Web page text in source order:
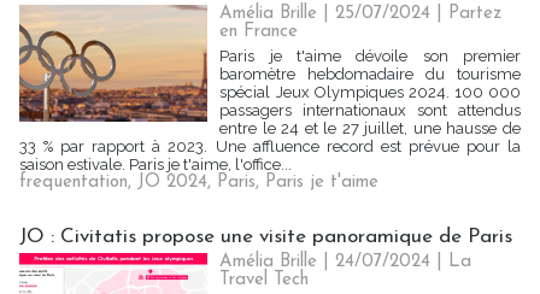
Amélia Brille | 25/07/2024
Partez
en France
Paris je t'aime dévoile son premier
baromètre hebdomadaire du tourisme
spécial Jeux Olympiques 2024. 100 000
passagers internationaux sont attendus
entre le 24 et le 27 juillet, une hausse de
33 % par rapport à 2023. Une affluence record est prévue pour la
saison estivale. Paris je t'aime, l'office...
frequentation, JO 2024, Paris, Paris je t'aime
JO : Civitatis propose une visite panoramique de Paris
Amélia Brille | 24/07/2024
La
Travel Tech